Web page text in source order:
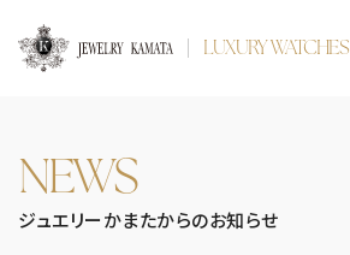
LUXURY WATCHES
NEWS
ジュエリーかまたからのお知らせ